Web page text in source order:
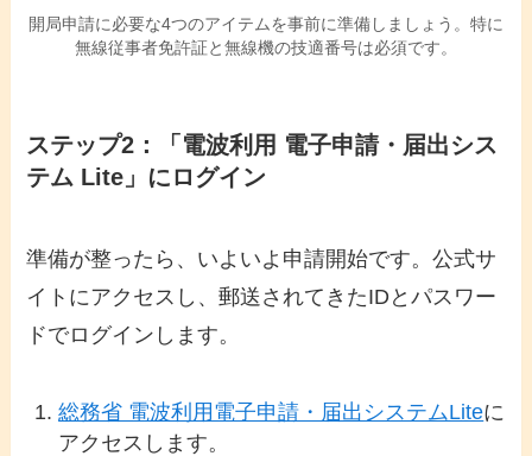
開局申請に必要な4つのアイテムを事前に準備しましょう。特に
無線従事者免許証と無線機の技適番号は必須です。
ステップ2：「電波利用 電子申請・届出シス
テム Lite」にログイン
準備が整ったら、いよいよ申請開始です。公式サ
イトにアクセスし、郵送されてきたIDとパスワー
ドでログインします。
総務省 電波利用電子申請・届出システムLiteに
アクセスします。